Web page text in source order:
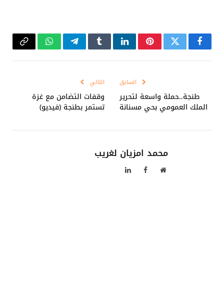
فيسبوكتويتر بينتيريستلينكدإنTumblrتيلقرامواتسابCopy
السابق
طنجة..حملة واسعة لتحرير
الملك العمومي بحي مسنانة
التالي
وقفات التضامن مع غزة
تستمر بطنجة (فيديو)
محمد امزيان لغريب
موقع فيسبوكلينكدإن